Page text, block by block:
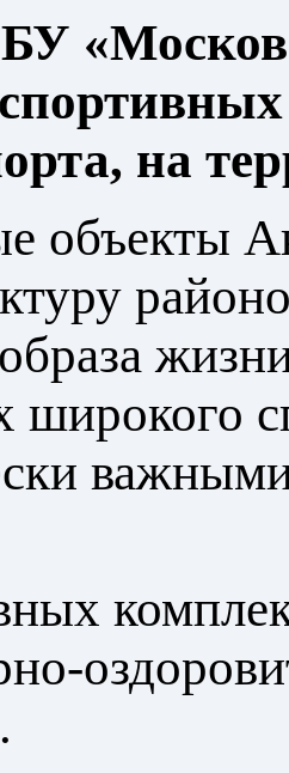
на
объекты
широкого